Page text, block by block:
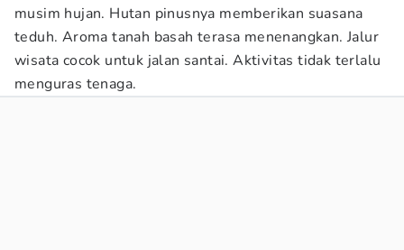
musim hujan. Hutan pinusnya memberikan suasana
teduh. Aroma tanah basah terasa menenangkan. Jalur
wisata cocok untuk jalan santai. Aktivitas tidak terlalu
menguras tenaga.